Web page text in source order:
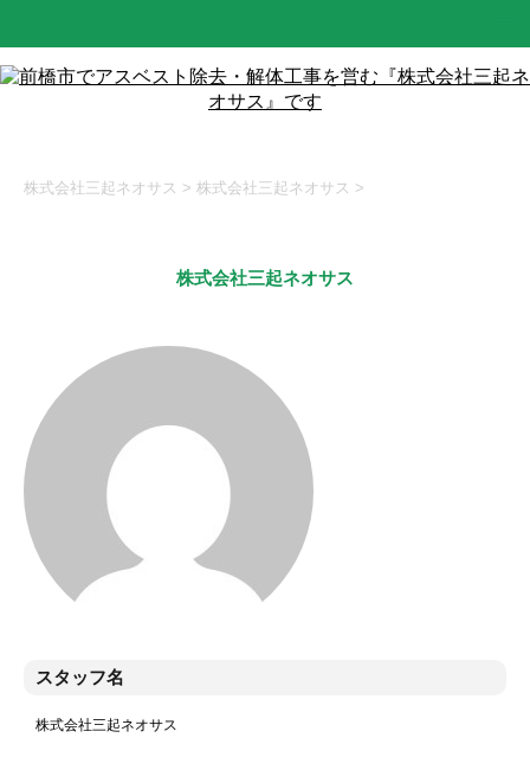
株式会社三起ネオサス > 株式会社三起ネオサス >
株式会社三起ネオサス
スタッフ名
株式会社三起ネオサス